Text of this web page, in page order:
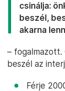
csinálja:
beszél,
akarna
– fogalmazott.
beszél az
Férje